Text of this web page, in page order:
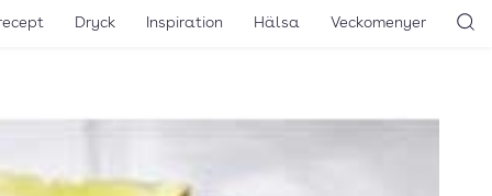
Dryck Inspiration Hälsa Veckomenyer